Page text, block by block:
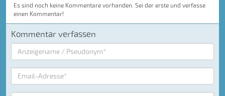
Es sind noch keine Kommentare vorhanden. Sei der erste und verfasse
einen Kommentar!
Kommentar verfassen